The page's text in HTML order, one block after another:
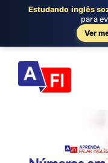
para
conteúdo
Estudando inglês
para
Ver